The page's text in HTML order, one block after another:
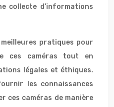
collecte d’informations
pratiques pour
ces caméras tout en
légales et éthiques.
les connaissances
ces caméras de manière